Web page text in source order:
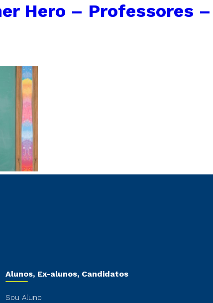
Hero – Professores –
Alunos, Ex-alunos, Candidatos
Sou Aluno